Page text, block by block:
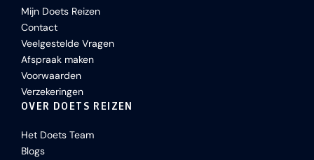
Mijn Doets Reizen
Contact
Veelgestelde Vragen
Afspraak maken
Voorwaarden
Verzekeringen
OVER DOETS REIZEN
Het Doets Team
Blogs